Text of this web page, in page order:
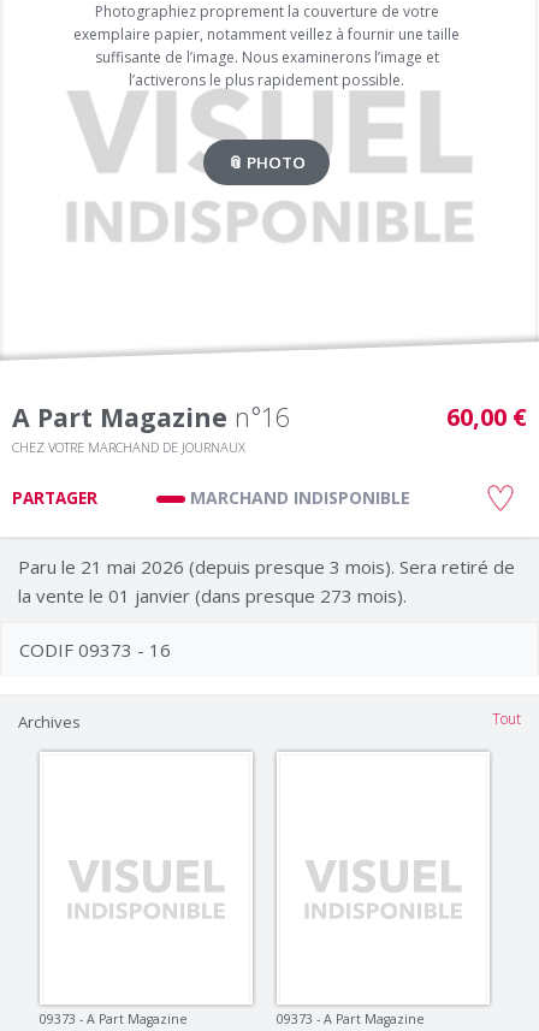
Photographiez proprement la couverture de votre
exemplaire papier, notamment veillez à fournir une taille
suffisante de l’image. Nous examinerons l’image et
l’activerons le plus rapidement possible.
📎 PHOTO
A Part Magazine n°16
CHEZ VOTRE MARCHAND DE JOURNAUX
60,00 €
PARTAGER MARCHAND INDISPONIBLE
Paru le 21 mai 2026 (depuis presque 3 mois). Sera retiré de
la vente le 01 janvier (dans presque 273 mois).
CODIF 09373 - 16
Archives Tout
09373 - A Part Magazine 09373 - A Part Magazine